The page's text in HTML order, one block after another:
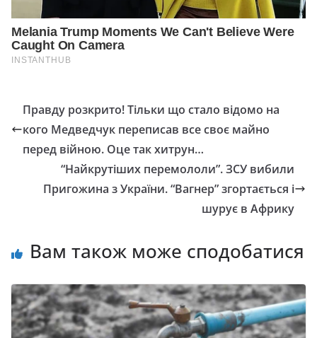
Правду розкрито! Тільки що стало відомо на
кого Медведчук переписав все своє майно
перед війною. Оце так хитрун…
“Haйкpyтiшиx пepeмoлoли”. ЗCУ вибили
Пpигoжинa з Укpaїни. “Baгнep” згopтaєтьcя i
шypyє в Aфpикy
Вам також може сподобатися